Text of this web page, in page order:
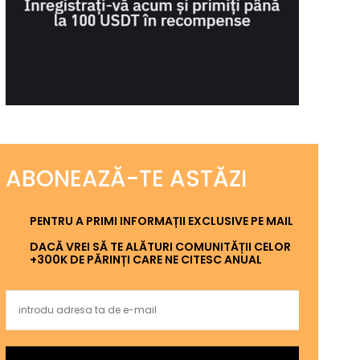
ABONEAZĂ-TE ASTĂZI
PENTRU A PRIMI INFORMAȚII EXCLUSIVE PE MAIL
DACĂ VREI SĂ TE ALĂTURI COMUNITĂȚII CELOR
+300K DE PĂRINȚI CARE NE CITESC ANUAL